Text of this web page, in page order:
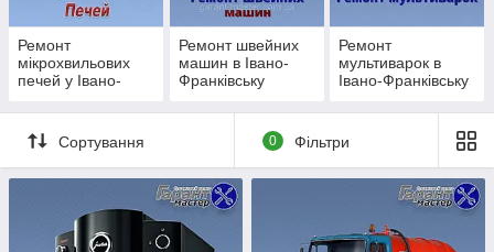
Викачка біотуалетів
👉 Виїзд по місту та області
⚙️ Як ми працюємо
Ви залишаєте заявку або телефонуєте
Уточнюємо задачу
Виїзд майстра в Івано-Франківську
Діагностика або огляд
Узгодження вартості
Ремонт
мікрохвильових
печей у Івано-
Ремонт швейних
машин в Івано-
Франківську
Ремонт
мультиварок в
Івано-Франківську
Сортування 0 Фільтри